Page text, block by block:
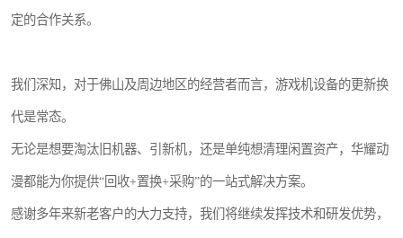
定的合作关系。
我们深知，对于佛山及周边地区的经营者而言，游戏机设备的更新换
代是常态。
无论是想要淘汰旧机器、引新机，还是单纯想清理闲置资产，华耀动
漫都能为你提供“回收+置换+采购”的一站式解决方案。
感谢多年来新老客户的大力支持，我们将继续发挥技术和研发优势，